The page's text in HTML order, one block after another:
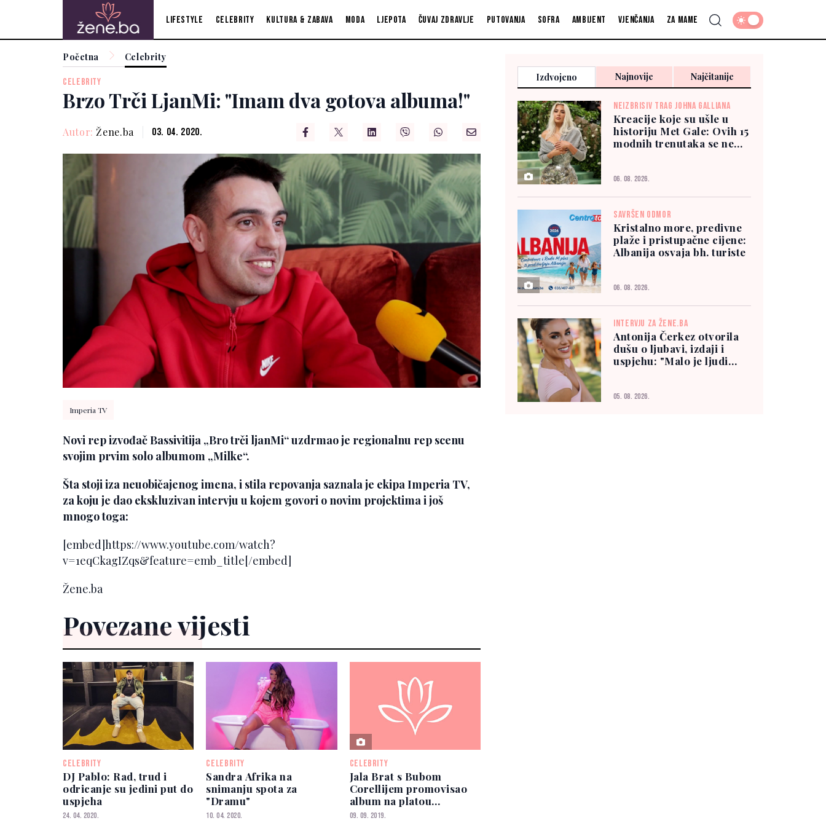
Lifestyle Celebrity Kultura & zabava Moda Ljepota Čuvaj zdravlje Putovanja Sofra Ambijent Vjenčanja Za mame
Početna Celebrity
CELEBRITY
Brzo Trči LjanMi: "Imam dva gotova albuma!"
Autor: Žene.ba 03. 04. 2020.
Imperia TV
Novi rep izvođač Bassivitija „Bro trči ljanMi“ uzdrmao je regionalnu rep scenu
svojim prvim solo albumom „Milke“.
Šta stoji iza neuobičajenog imena, i stila repovanja saznala je ekipa Imperia TV,
za koju je dao ekskluzivan intervju u kojem govori o novim projektima i još
mnogo toga:
[embed]https://www.youtube.com/watch?
v=1eqCkagIZqs&feature=emb_title[/embed]
Žene.ba
Povezane vijesti
CELEBRITY
DJ Pablo: Rad, trud i
odricanje su jedini put do
uspjeha
24. 04. 2020.
CELEBRITY
Sandra Afrika na
snimanju spota za
"Dramu"
10. 04. 2020.
CELEBRITY
Jala Brat s Bubom
Corellijem promovisao
album na platou
Skenderija
09. 09. 2019.
Izdvojeno Najnovije Najčitanije
NEIZBRISIV TRAG JOHNA GALLIANA
Kreacije koje su ušle u
historiju Met Gale: Ovih 15
modnih trenutaka se ne
06. 08. 2026.
SAVRŠEN ODMOR
Kristalno more, predivne
plaže i pristupačne cijene:
Albanija osvaja bh. turiste
06. 08. 2026.
INTERVJU ZA ŽENE.BA
Antonija Čerkez otvorila
dušu o ljubavi, izdaji i
uspjehu: "Malo je ljudi
05. 08. 2026.